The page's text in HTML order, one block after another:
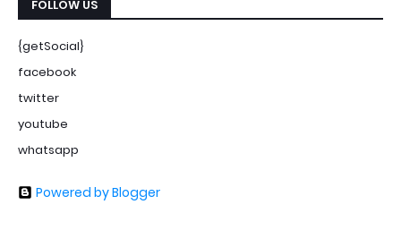
FOLLOW US
{getSocial}
facebook
twitter
youtube
whatsapp
Powered by Blogger